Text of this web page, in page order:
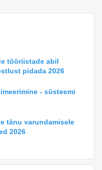
tööriistade abil
pidada 2026
- süsteemi
tänu varundamisele
2026